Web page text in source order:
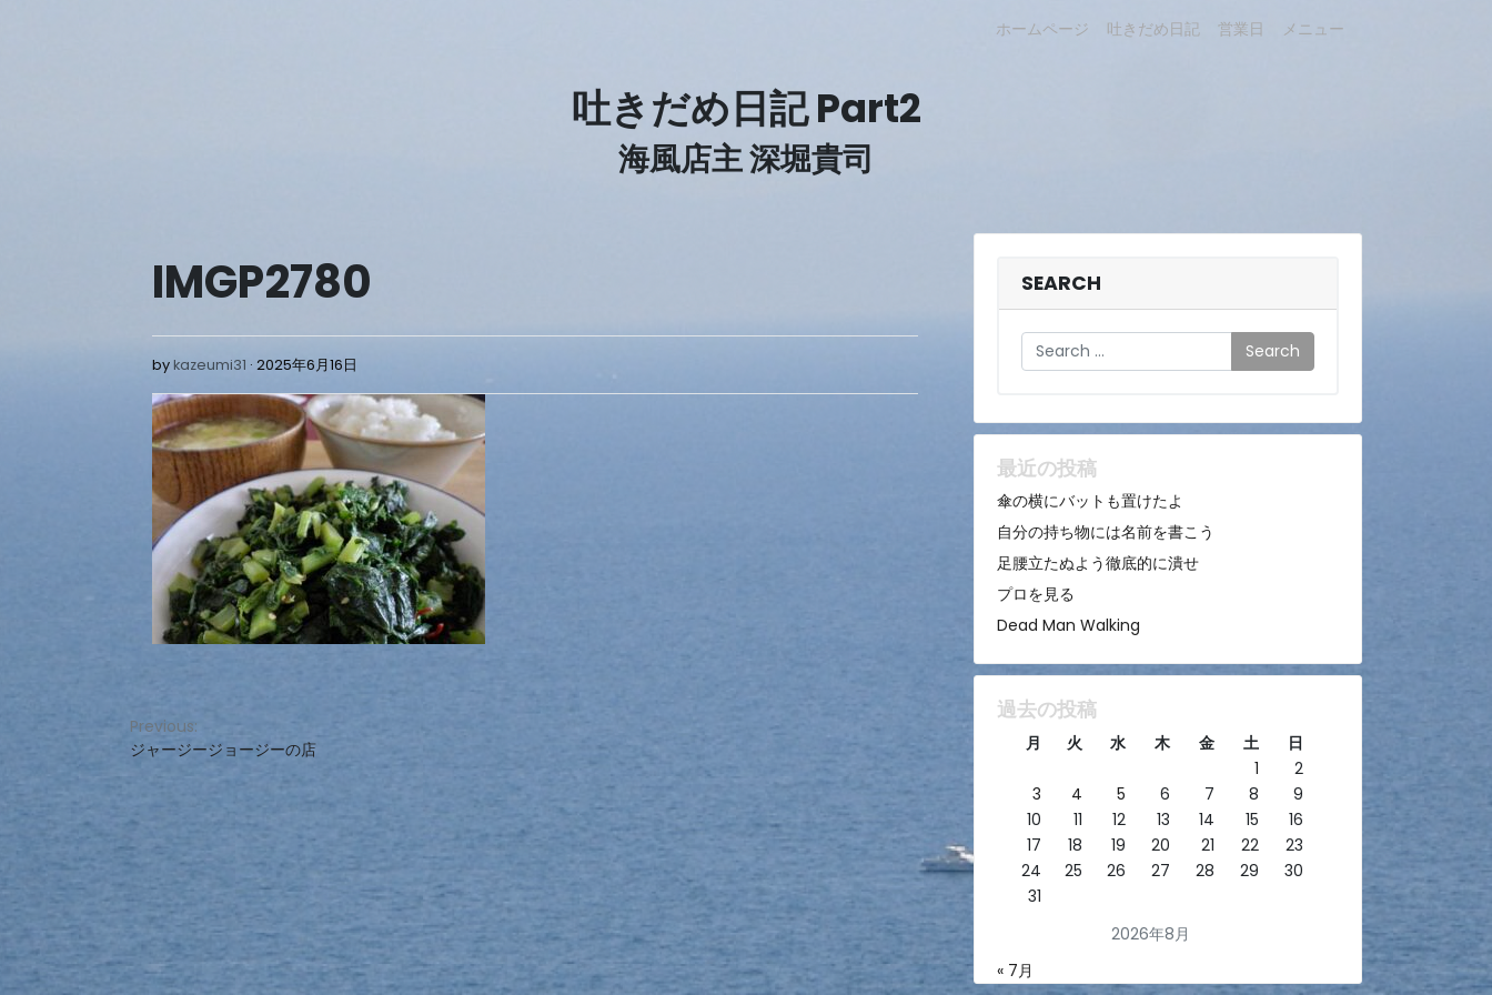
ホームページ 吐きだめ日記 営業日 メニュー
吐きだめ日記 Part2
海風店主 深堀貴司
IMGP2780
bykazeumi31 2025年6月16日
6
月
16
日
投
稿
ナ
ビ
ゲ
ー
シ
Previous:
ジャージージョージーの店
SEARCH
Search
最近の投稿
傘の横にバットも置けたよ
自分の持ち物には名前を書こう
足腰立たぬよう徹底的に潰せ
プロを見る
Dead Man Walking
過去の投稿
2026年8月
月 火 水 木 金 土
日
1
2
3
4 5 6 7 8
9
10
11 12 13 14 15
16
17
18 19 20 21 22
23
24
25 26 27 28 29
30
31
« 7月